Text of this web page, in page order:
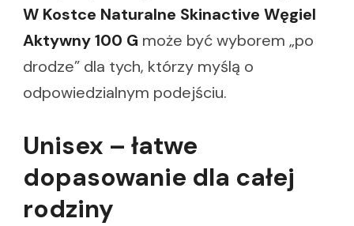
W Kostce Naturalne Skinactive Węgiel
Aktywny 100 G może być wyborem „po
drodze” dla tych, którzy myślą o
odpowiedzialnym podejściu.
Unisex – łatwe
dopasowanie dla całej
rodziny